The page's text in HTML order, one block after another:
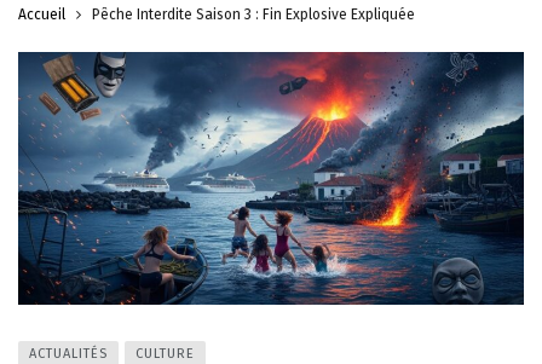
Accueil Pêche Interdite Saison 3 : Fin Explosive Expliquée
ACTUALITÉS CULTURE